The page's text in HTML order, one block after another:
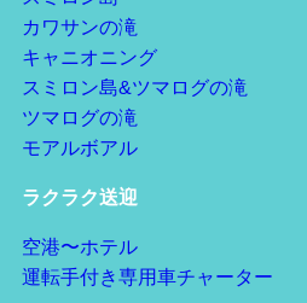
カワサンの滝
キャニオニング
スミロン島&ツマログの滝
ツマログの滝
モアルボアル
ラクラク送迎
空港〜ホテル
運転手付き専用車チャーター